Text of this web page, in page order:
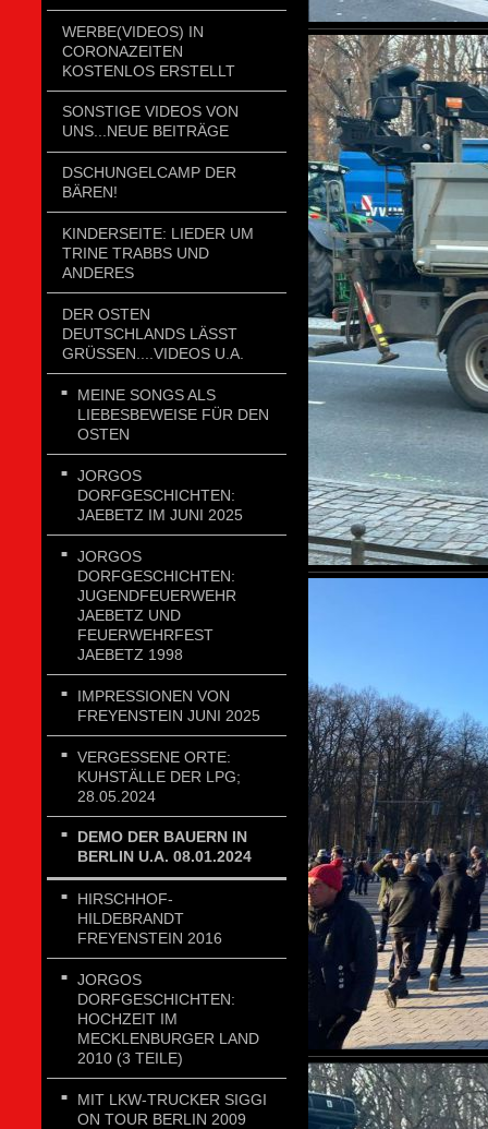
WERBE(VIDEOS) IN
CORONAZEITEN
KOSTENLOS ERSTELLT
SONSTIGE VIDEOS VON
UNS...NEUE BEITRÄGE
DSCHUNGELCAMP DER
BÄREN!
KINDERSEITE: LIEDER UM
TRINE TRABBS UND
ANDERES
DER OSTEN
DEUTSCHLANDS LÄSST
GRÜSSEN....VIDEOS U.A.
MEINE SONGS ALS
LIEBESBEWEISE FÜR DEN
OSTEN
JORGOS
DORFGESCHICHTEN:
JAEBETZ IM JUNI 2025
JORGOS
DORFGESCHICHTEN:
JUGENDFEUERWEHR
JAEBETZ UND
FEUERWEHRFEST
JAEBETZ 1998
IMPRESSIONEN VON
FREYENSTEIN JUNI 2025
VERGESSENE ORTE:
KUHSTÄLLE DER LPG;
28.05.2024
DEMO DER BAUERN IN
BERLIN U.A. 08.01.2024
HIRSCHHOF-
HILDEBRANDT
FREYENSTEIN 2016
JORGOS
DORFGESCHICHTEN:
HOCHZEIT IM
MECKLENBURGER LAND
2010 (3 TEILE)
MIT LKW-TRUCKER SIGGI
ON TOUR BERLIN 2009